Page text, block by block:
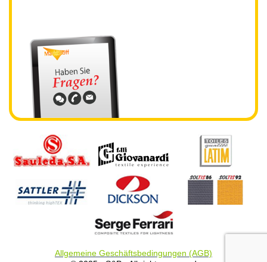
Allgemeine Geschäftsbedingungen (AGB)